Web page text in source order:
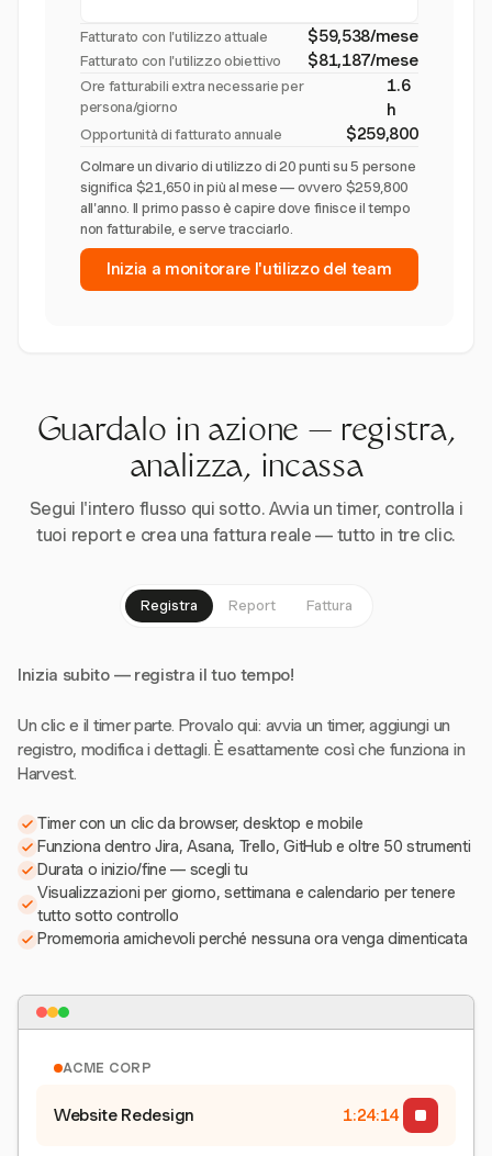
Fatturato con l'utilizzo attuale $59,538/mese
Fatturato con l'utilizzo obiettivo $81,187/mese
Ore fatturabili extra necessarie per
persona/giorno
1.6
h
Opportunità di fatturato annuale $259,800
Colmare un divario di utilizzo di 20 punti su 5 persone
significa $21,650 in più al mese — ovvero $259,800
all'anno. Il primo passo è capire dove finisce il tempo
non fatturabile, e serve tracciarlo.
Inizia a monitorare l'utilizzo del team
Guardalo in azione — registra,
analizza, incassa
Segui l'intero flusso qui sotto. Avvia un timer, controlla i
tuoi report e crea una fattura reale — tutto in tre clic.
Registra Report Fattura
Inizia subito — registra il tuo tempo!
Un clic e il timer parte. Provalo qui: avvia un timer, aggiungi un
registro, modifica i dettagli. È esattamente così che funziona in
Harvest.
Timer con un clic da browser, desktop e mobile
Funziona dentro Jira, Asana, Trello, GitHub e oltre 50 strumenti
Durata o inizio/fine — scegli tu
Visualizzazioni per giorno, settimana e calendario per tenere
tutto sotto controllo
Promemoria amichevoli perché nessuna ora venga dimenticata
ACME CORP
Website Redesign 1:24:15